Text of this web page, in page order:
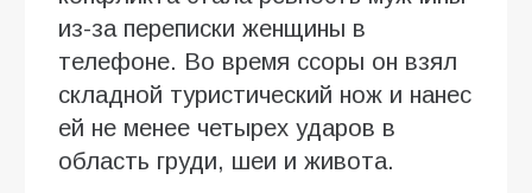
из-за переписки женщины в
телефоне. Во время ссоры он взял
складной туристический нож и нанес
ей не менее четырех ударов в
область груди, шеи и живота.